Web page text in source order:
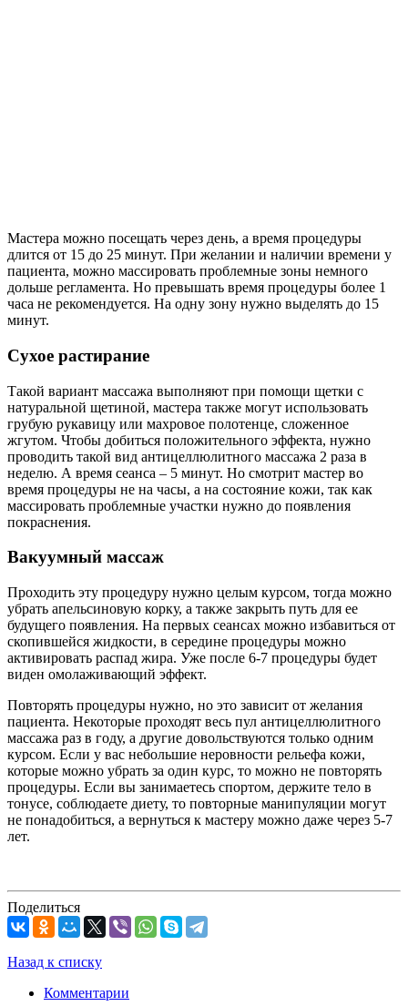
Мастера можно посещать через день, а время процедуры
длится от 15 до 25 минут. При желании и наличии времени у
пациента, можно массировать проблемные зоны немного
дольше регламента. Но превышать время процедуры более 1
часа не рекомендуется. На одну зону нужно выделять до 15
минут.
Сухое растирание
Такой вариант массажа выполняют при помощи щетки с
натуральной щетиной, мастера также могут использовать
грубую рукавицу или махровое полотенце, сложенное
жгутом. Чтобы добиться положительного эффекта, нужно
проводить такой вид антицеллюлитного массажа 2 раза в
неделю. А время сеанса – 5 минут. Но смотрит мастер во
время процедуры не на часы, а на состояние кожи, так как
массировать проблемные участки нужно до появления
покраснения.
Вакуумный массаж
Проходить эту процедуру нужно целым курсом, тогда можно
убрать апельсиновую корку, а также закрыть путь для ее
будущего появления. На первых сеансах можно избавиться от
скопившейся жидкости, в середине процедуры можно
активировать распад жира. Уже после 6-7 процедуры будет
виден омолаживающий эффект.
Повторять процедуры нужно, но это зависит от желания
пациента. Некоторые проходят весь пул антицеллюлитного
массажа раз в году, а другие довольствуются только одним
курсом. Если у вас небольшие неровности рельефа кожи,
которые можно убрать за один курс, то можно не повторять
процедуры. Если вы занимаетесь спортом, держите тело в
тонусе, соблюдаете диету, то повторные манипуляции могут
не понадобиться, а вернуться к мастеру можно даже через 5-7
лет.
Поделиться
Назад к списку
Комментарии